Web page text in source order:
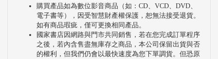
購買產品如為數位影音商品（如：CD、VCD、DVD、
電子書等），因受智慧財產權保護，恕無法接受退貨。
如有商品瑕疵，僅可更換相同產品。
國家書店因網路與門市共同銷售，若在您完成訂單程序
之後，若內含售盡無庫存之商品，本公司保留出貨與否
的權利，但我們仍會以最快速度為您下單調貨。但恐原